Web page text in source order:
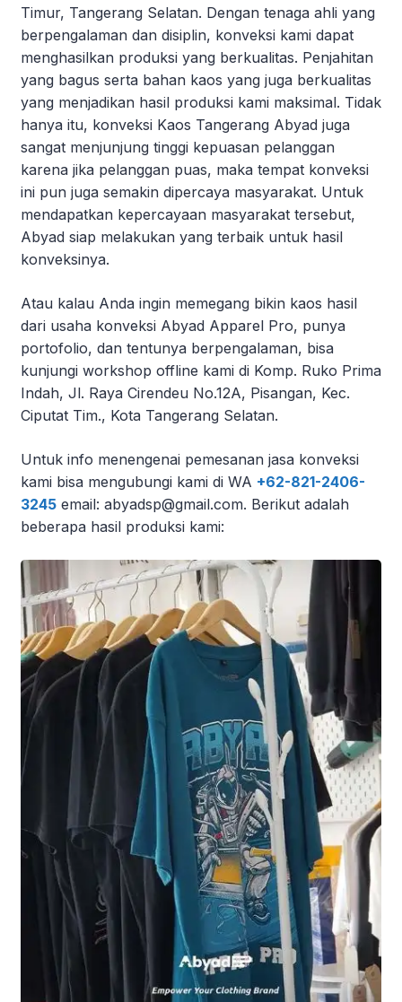
Timur, Tangerang Selatan. Dengan tenaga ahli yang
berpengalaman dan disiplin, konveksi kami dapat
menghasilkan produksi yang berkualitas. Penjahitan
yang bagus serta bahan kaos yang juga berkualitas
yang menjadikan hasil produksi kami maksimal. Tidak
hanya itu, konveksi Kaos Tangerang Abyad juga
sangat menjunjung tinggi kepuasan pelanggan
karena jika pelanggan puas, maka tempat konveksi
ini pun juga semakin dipercaya masyarakat. Untuk
mendapatkan kepercayaan masyarakat tersebut,
Abyad siap melakukan yang terbaik untuk hasil
konveksinya.
Atau kalau Anda ingin memegang bikin kaos hasil
dari usaha konveksi Abyad Apparel Pro, punya
portofolio, dan tentunya berpengalaman, bisa
kunjungi workshop offline kami di Komp. Ruko Prima
Indah, Jl. Raya Cirendeu No.12A, Pisangan, Kec.
Ciputat Tim., Kota Tangerang Selatan.
Untuk info menengenai pemesanan jasa konveksi
kami bisa mengubungi kami di WA +62-821-2406-
3245 email: abyadsp@gmail.com. Berikut adalah
beberapa hasil produksi kami: